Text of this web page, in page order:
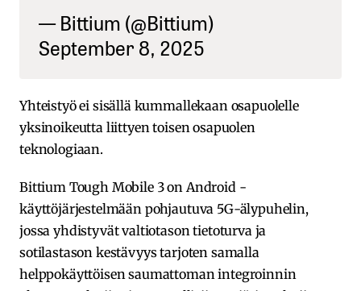
— Bittium (@Bittium)
September 8, 2025
Yhteistyö ei sisällä kummallekaan osapuolelle
yksinoikeutta liittyen toisen osapuolen
teknologiaan.
Bittium Tough Mobile 3 on Android -
käyttöjärjestelmään pohjautuva 5G-älypuhelin,
jossa yhdistyvät valtiotason tietoturva ja
sotilastason kestävyys tarjoten samalla
helppokäyttöisen saumattoman integroinnin